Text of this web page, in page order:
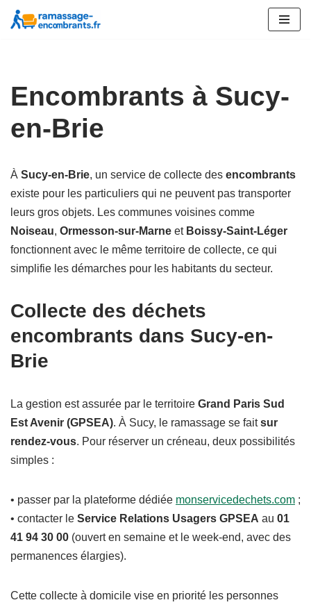
Encombrants à Sucy-
en-Brie
À Sucy-en-Brie, un service de collecte des encombrants
existe pour les particuliers qui ne peuvent pas transporter
leurs gros objets. Les communes voisines comme
Noiseau, Ormesson-sur-Marne et Boissy-Saint-Léger
fonctionnent avec le même territoire de collecte, ce qui
simplifie les démarches pour les habitants du secteur.
Collecte des déchets
encombrants dans Sucy-en-
Brie
La gestion est assurée par le territoire Grand Paris Sud
Est Avenir (GPSEA). À Sucy, le ramassage se faitsur
rendez-vous. Pour réserver un créneau, deux possibilités
simples :
• passer par la plateforme dédiée monservicedechets.com ;
• contacter le Service Relations Usagers GPSEA au 01
41 94 30 00 (ouvert en semaine et le week-end, avec des
permanences élargies).
Cette collecte à domicile vise en priorité les personnes